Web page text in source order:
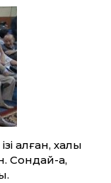
қалған, халық
Сондай-ақ,